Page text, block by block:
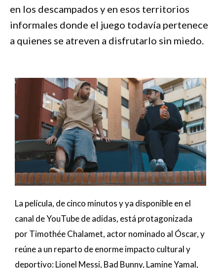
en los descampados y en esos territorios
informales donde el juego todavía pertenece
a quienes se atreven a disfrutarlo sin miedo.
La película, de cinco minutos y ya disponible en el
canal de YouTube de adidas, está protagonizada
por Timothée Chalamet, actor nominado al Óscar, y
reúne a un reparto de enorme impacto cultural y
deportivo: Lionel Messi, Bad Bunny, Lamine Yamal,